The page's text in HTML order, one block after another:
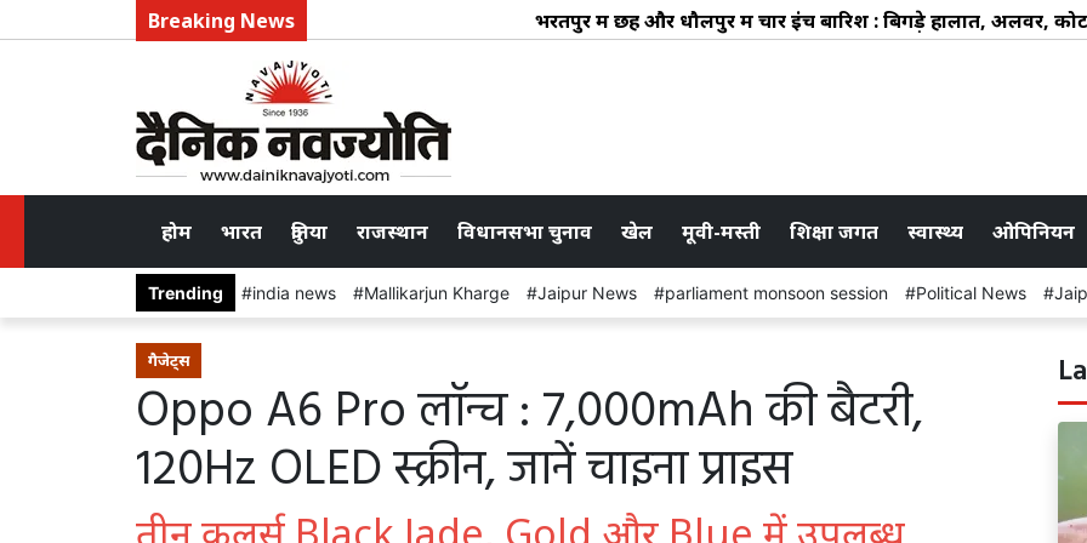
Breaking News भरतपुर में छह और धौलपुर में चार इंच बारिश : बिगड़े हालात, अलवर,
होम भारत दुनिया राजस्थान विधानसभा चुनाव खेल मूवी-मस्ती शिक्षा जगत स्वास्थ्य ओपिनियन
Trending india news Mallikarjun Kharge Jaipur News parliament monsoon session Political News
गैजेट्स
Oppo A6 Pro लॉन्च : 7,000mAh की बैटरी,
120Hz OLED स्क्रीन, जानें चाइना प्राइस
तीन कलर्स Black Jade, Gold और Blue में उपलब्ध